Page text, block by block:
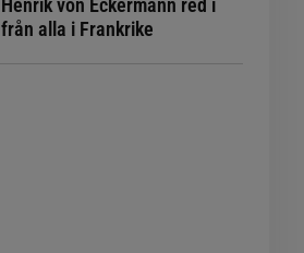
Henrik von Eckermann red i
från alla i Frankrike